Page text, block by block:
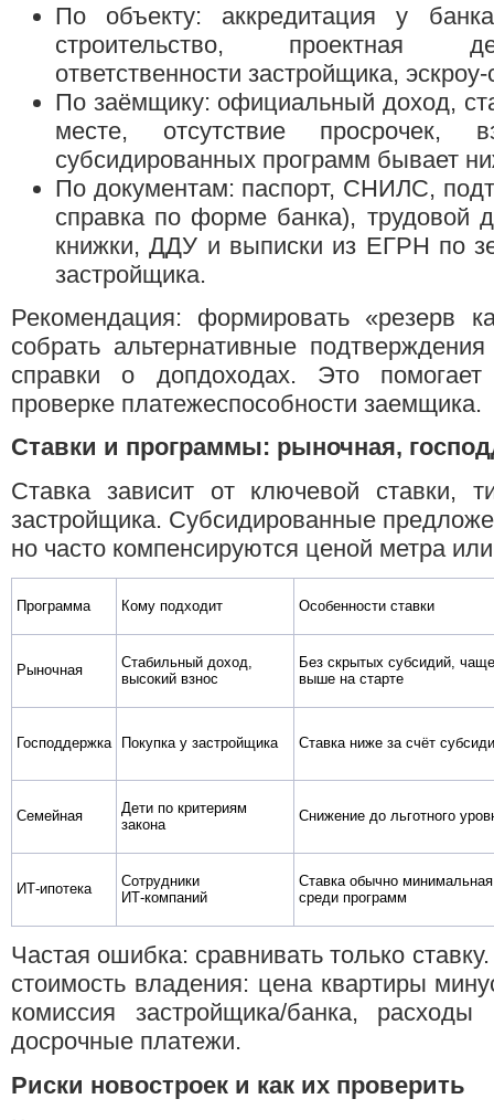
По объекту: аккредитация у
строительство, проектная
ответственности застройщика, эскроу-
По заёмщику: официальный доход,
месте, отсутствие
субсидированных программ бывает
По документам: паспорт, СНИЛС,
справка по форме банка), трудовой
книжки, ДДУ и выписки из ЕГРН по
застройщика.
Рекомендация: формировать «резерв
собрать альтернативные
справки о допдоходах. Это помогает
проверке платежеспособности заемщика.
Ставки и программы: рыночная,
Ставка зависит от ключевой ставки,
застройщика. Субсидированные
но часто компенсируются ценой метра
Программа Кому подходит Особенности ставки
Рыночная
Стабильный доход,
высокий взнос
Без скрытых субсидий, чаще
выше на старте
Господдержка Покупка у застройщика Ставка ниже за счёт
Семейная
Дети по критериям
закона
Снижение до льготного
ИТ‑ипотека
Сотрудники
ИТ‑компаний
Ставка обычно минимальная
среди программ
Частая ошибка: сравнивать только
стоимость владения: цена квартиры
комиссия застройщика/банка,
досрочные платежи.
Риски новостроек и как их проверить